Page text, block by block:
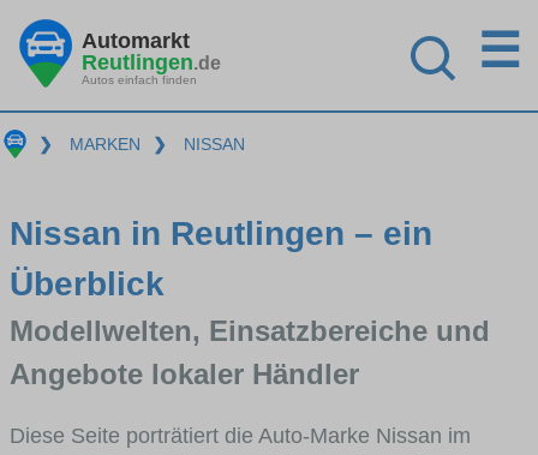
Automarkt
Reutlingen.de
Autos einfach finden
☰
❯ MARKEN ❯ NISSAN
Nissan in Reutlingen – ein
Überblick
Modellwelten, Einsatzbereiche und
Angebote lokaler Händler
Diese Seite porträtiert die Auto-Marke Nissan im